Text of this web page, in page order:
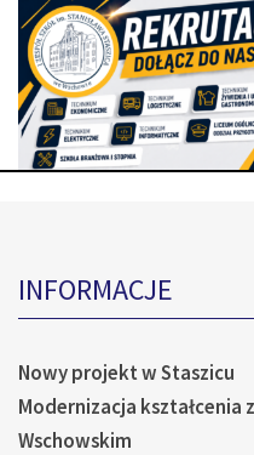
INFORMACJE
Nowy projekt w Staszicu
Modernizacja
Wschowskim